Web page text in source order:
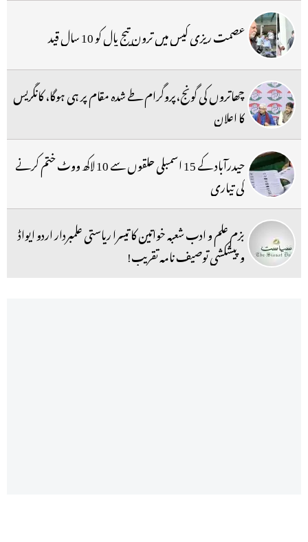
عصمت ریزی کیس میں ترون تیج پال کو 10 سال قید
چھاتروں کی گونج،پروگرام طے شدہ مقام پر ہی ہوگا، کانگریس
کا اعلان
حیدرآباد کے 15 اسمبلی حلقوں سے 10 لاکھ ووٹ ختم کرنے
کی تیاری
بزم علم و ادب شعبہ خواتین کا تیسرا ریاستی علمبردار اردو ایواڈ
و پیشکشی توصیف نامہ تقریب!